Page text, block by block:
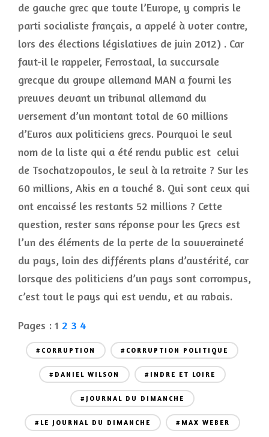
de gauche grec que toute l’Europe, y compris le
parti socialiste français, a appelé à voter contre,
lors des élections législatives de juin 2012) . Car
faut-il le rappeler, Ferrostaal, la succursale
grecque du groupe allemand MAN a fourni les
preuves devant un tribunal allemand du
versement d’un montant total de 60 millions
d’Euros aux politiciens grecs. Pourquoi le seul
nom de la liste qui a été rendu public est celui
de Tsochatzopoulos, le seul à la retraite ? Sur les
60 millions, Akis en a touché 8. Qui sont ceux qui
ont encaissé les restants 52 millions ? Cette
question, rester sans réponse pour les Grecs est
l’un des éléments de la perte de la souveraineté
du pays, loin des différents plans d’austérité, car
lorsque des politiciens d’un pays sont corrompus,
c’est tout le pays qui est vendu, et au rabais.
Pages : 1 2 3 4
#CORRUPTION #CORRUPTION POLITIQUE
#DANIEL WILSON #INDRE ET LOIRE
#JOURNAL DU DIMANCHE
#LE JOURNAL DU DIMANCHE #MAX WEBER